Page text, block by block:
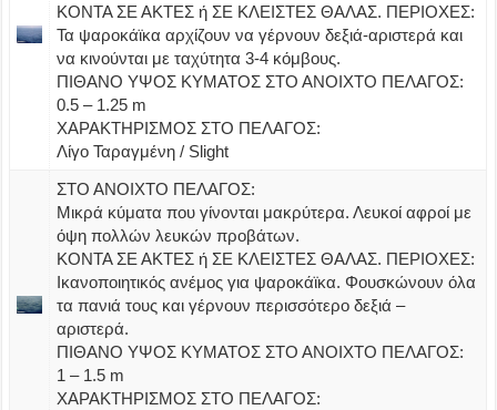
ΚΟΝΤΑ ΣΕ ΑΚΤΕΣ ή ΣΕ ΚΛΕΙΣΤΕΣ ΘΑΛΑΣ. ΠΕΡΙΟΧΕΣ:
Τα ψαροκάϊκα αρχίζουν να γέρνουν δεξιά-αριστερά και
να κινούνται με ταχύτητα 3-4 κόμβους.
ΠΙΘΑΝΟ ΥΨΟΣ ΚΥΜΑΤΟΣ ΣΤΟ ΑΝΟΙΧΤΟ ΠΕΛΑΓΟΣ:
0.5 – 1.25 m
ΧΑΡΑΚΤΗΡΙΣΜΟΣ ΣΤΟ ΠΕΛΑΓΟΣ:
Λίγο Ταραγμένη / Slight
ΣΤΟ ΑΝΟΙΧΤΟ ΠΕΛΑΓΟΣ:
Μικρά κύματα που γίνονται μακρύτερα. Λευκοί αφροί με
όψη πολλών λευκών προβάτων.
ΚΟΝΤΑ ΣΕ ΑΚΤΕΣ ή ΣΕ ΚΛΕΙΣΤΕΣ ΘΑΛΑΣ. ΠΕΡΙΟΧΕΣ:
Ικανοποιητικός ανέμος για ψαροκάϊκα. Φουσκώνουν όλα
τα πανιά τους και γέρνουν περισσότερο δεξιά –
αριστερά.
ΠΙΘΑΝΟ ΥΨΟΣ ΚΥΜΑΤΟΣ ΣΤΟ ΑΝΟΙΧΤΟ ΠΕΛΑΓΟΣ:
1 – 1.5 m
ΧΑΡΑΚΤΗΡΙΣΜΟΣ ΣΤΟ ΠΕΛΑΓΟΣ: